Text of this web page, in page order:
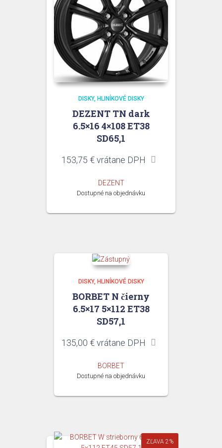
DISKY HLINÍKOVÉ DISKY
DEZENT TN dark
6.5×16 4×108 ET38
SD65,1
153,75 €vrátane DPH
DEZENT
Dostupné na objednávku
DISKY HLINÍKOVÉ DISKY
BORBET N čierny
6.5×17 5×112 ET38
SD57,1
135,00 €vrátane DPH
BORBET
Dostupné na objednávku
ZĽAVA 2%